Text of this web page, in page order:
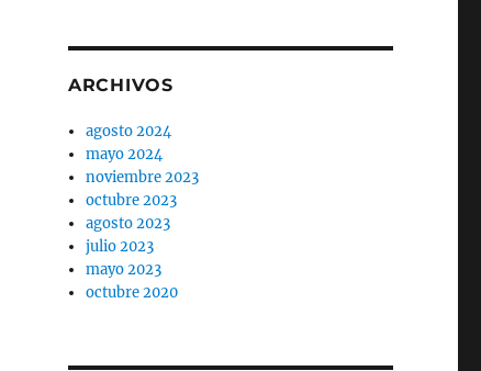
ARCHIVOS
agosto 2024
mayo 2024
noviembre 2023
octubre 2023
agosto 2023
julio 2023
mayo 2023
octubre 2020